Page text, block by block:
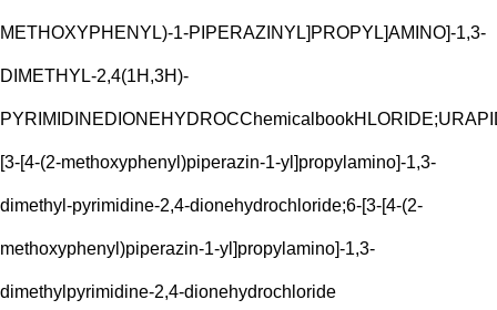
METHOXYPHENYL)-1-PIPERAZINYL]PROPYL]AMINO]-1,3-
DIMETHYL-2,4(1H,3H)-
[3-[4-(2-methoxyphenyl)piperazin-1-yl]propylamino]-1,3-
dimethyl-pyrimidine-2,4-dionehydrochloride;6-[3-[4-(2-
methoxyphenyl)piperazin-1-yl]propylamino]-1,3-
dimethylpyrimidine-2,4-dionehydrochloride